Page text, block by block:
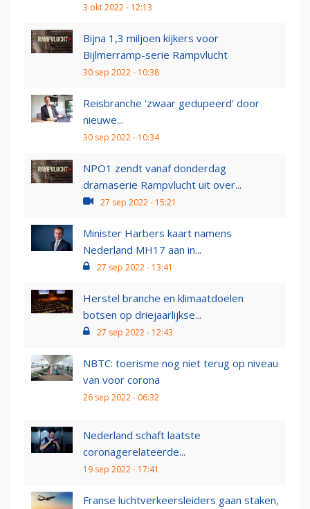
3 okt 2022 - 12:13
Bijna 1,3 miljoen kijkers voor
Bijlmerramp-serie Rampvlucht
30 sep 2022 - 10:38
Reisbranche 'zwaar gedupeerd' door
nieuwe...
30 sep 2022 - 10:34
NPO1 zendt vanaf donderdag
dramaserie Rampvlucht uit over...
27 sep 2022 - 15:21
Minister Harbers kaart namens
Nederland MH17 aan in...
27 sep 2022 - 13:41
Herstel branche en klimaatdoelen
botsen op driejaarlijkse...
27 sep 2022 - 12:43
NBTC: toerisme nog niet terug op niveau
van voor corona
26 sep 2022 - 06:32
Nederland schaft laatste
coronagerelateerde...
19 sep 2022 - 17:41
Franse luchtverkeersleiders gaan staken,